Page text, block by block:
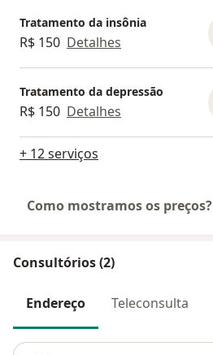
Tratamento da insônia
R$ 150 Detalhes
Tratamento da depressão
R$ 150 Detalhes
+ 12 serviços
Como mostramos os preços?
Consultórios (2)
Endereço Teleconsulta